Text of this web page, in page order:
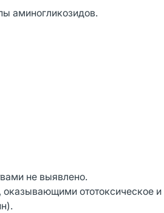
аминогликозидов.
не выявлено.
оказывающими ототоксическое и